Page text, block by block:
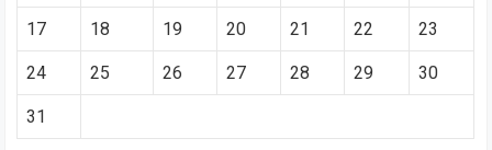
17 18 19 20 21 22 23
24 25 26 27 28 29 30
31